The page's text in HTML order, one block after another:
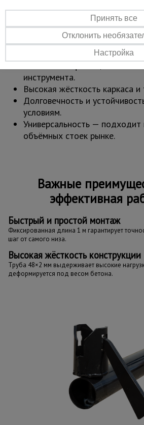
Работа на высоте до 30 м.
Мгновенная фиксация
инструмента.
Высокая жёсткость каркаса
Долговечность и
условиям.
Универсальность — подходит
объёмных стоек рынке.
Важные
эффективная
Быстрый и простой монтаж
Фиксированная длина 1 м гарантирует
шаг от самого низа.
Высокая жёсткость конструкции
Труба 48×2 мм выдерживает высокие
деформируется под весом бетона.
Принять все
Отклонить
Настройка